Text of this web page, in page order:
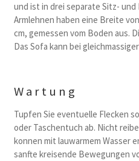
und ist in drei separate Sitz-
Armlehnen haben eine Breite
cm, gemessen vom Boden aus.
Das Sofa kann bei
Wartung
Tupfen Sie eventuelle Flecken
oder Taschentuch ab. Nicht
konnen mit lauwarmem Wasser
sanfte kreisende Bewegungen